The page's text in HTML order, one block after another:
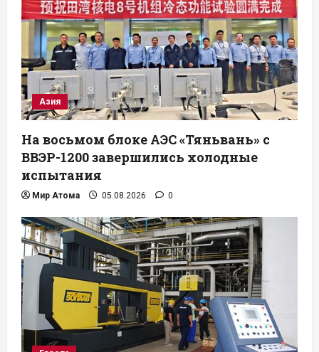
Азия
На восьмом блоке АЭС «Тяньвань» с
ВВЭР-1200 завершились холодные
испытания
Мир Атома 05.08.2026 0